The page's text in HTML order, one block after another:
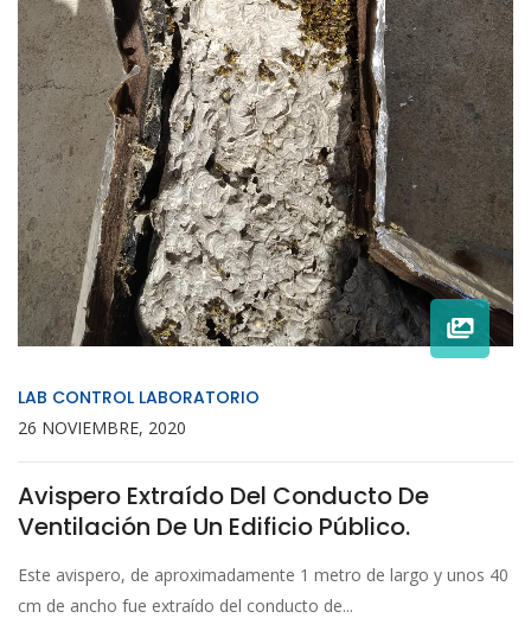
LAB CONTROL LABORATORIO
26 NOVIEMBRE, 2020
Avispero Extraído Del Conducto De
Ventilación De Un Edificio Público.
Este avispero, de aproximadamente 1 metro de largo y unos 40
cm de ancho fue extraído del conducto de...